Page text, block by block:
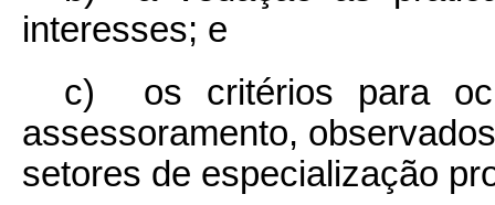
interesses; e
c) os critérios para
assessoramento,
setores de especialização